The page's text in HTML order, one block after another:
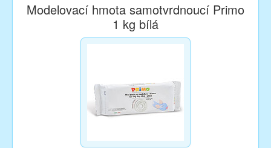
Modelovací hmota samotvrdnoucí Primo
1 kg bílá